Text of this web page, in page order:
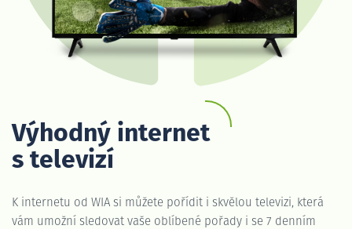
Výhodný internet
s televizí
K internetu od WIA si můžete pořídit i skvělou televizi, která
vám umožní sledovat vaše oblíbené pořady i se 7 denním